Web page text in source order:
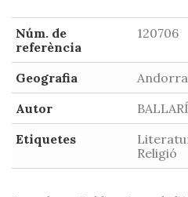
Núm. de
referència
120706
Geografia
Andorra
Autor
Etiquetes
Religió